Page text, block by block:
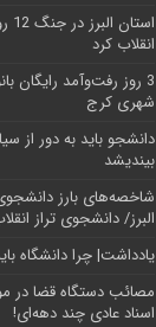
انقلاب کرد
3 روز رفت‌وآمد رایگان
شهری کرج
دانشجو باید به دور از
بیندیشد
شاخصه‌های بارز دانشجوی
البرز/ دانشجوی تراز
یادداشت| چرا دانشگاه
مصائب دستگاه قضا در
اسناد عادی چند‌ دهه‌ای!